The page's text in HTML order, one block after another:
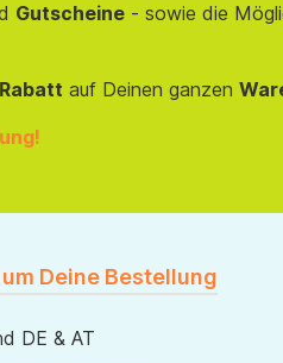
Gutscheine- sowie die
auf Deinen ganzen
um Deine Bestellung
DE & AT